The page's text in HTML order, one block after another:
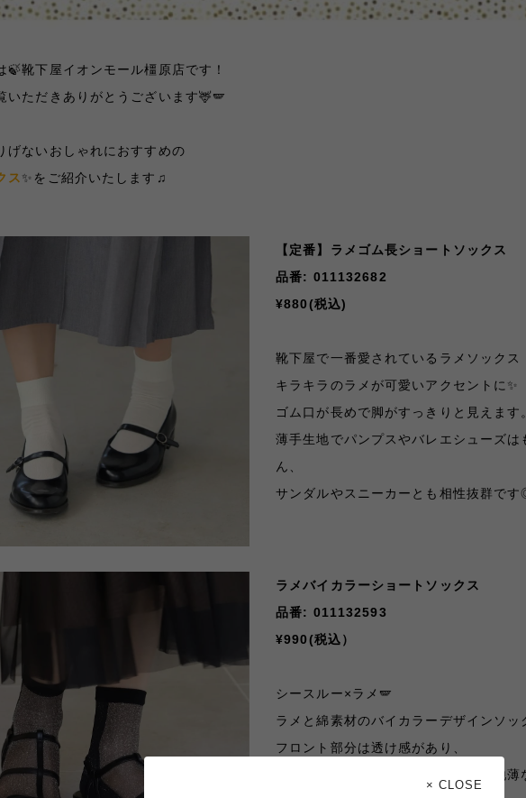
🍃靴下屋イオンモール橿原店です！
いただきありがとうございます🦌🪽
げないおしゃれにおすすめの
ス ✨をご紹介いたします♫
【定番】ラメゴム長ショートソックス
品番: 011132682
¥880(税込)
靴下屋で一番愛されているラメソックス
キラキラのラメが可愛いアクセントに✨
ゴム口が長めで脚がすっきりと見えます
薄手生地でパンプスやバレエシューズは
ん、
サンダルやスニーカーとも相性抜群で
ラメバイカラーショートソックス
品番: 011132593
¥990(税込）
シースルー×ラメ🪽
ラメと綿素材のバイカラーデザインソッ
フロント部分は透け感があり、
後ろ側と足裏は綿素材で全体的に生地薄
× CLOSE